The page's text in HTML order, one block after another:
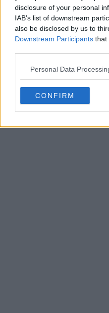
disclosure of your personal
IAB’s list of downstream
also be disclosed by us to
Downstream Participants that
Personal Data
CONFIRM